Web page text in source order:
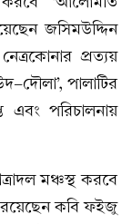
জসিমউদ্দিন
প্রত্যয়
দৌলা’, পালাটির
এবং পরিচালনায়
মঞ্চস্থ করবে
রয়েছেন কবি ফইজু